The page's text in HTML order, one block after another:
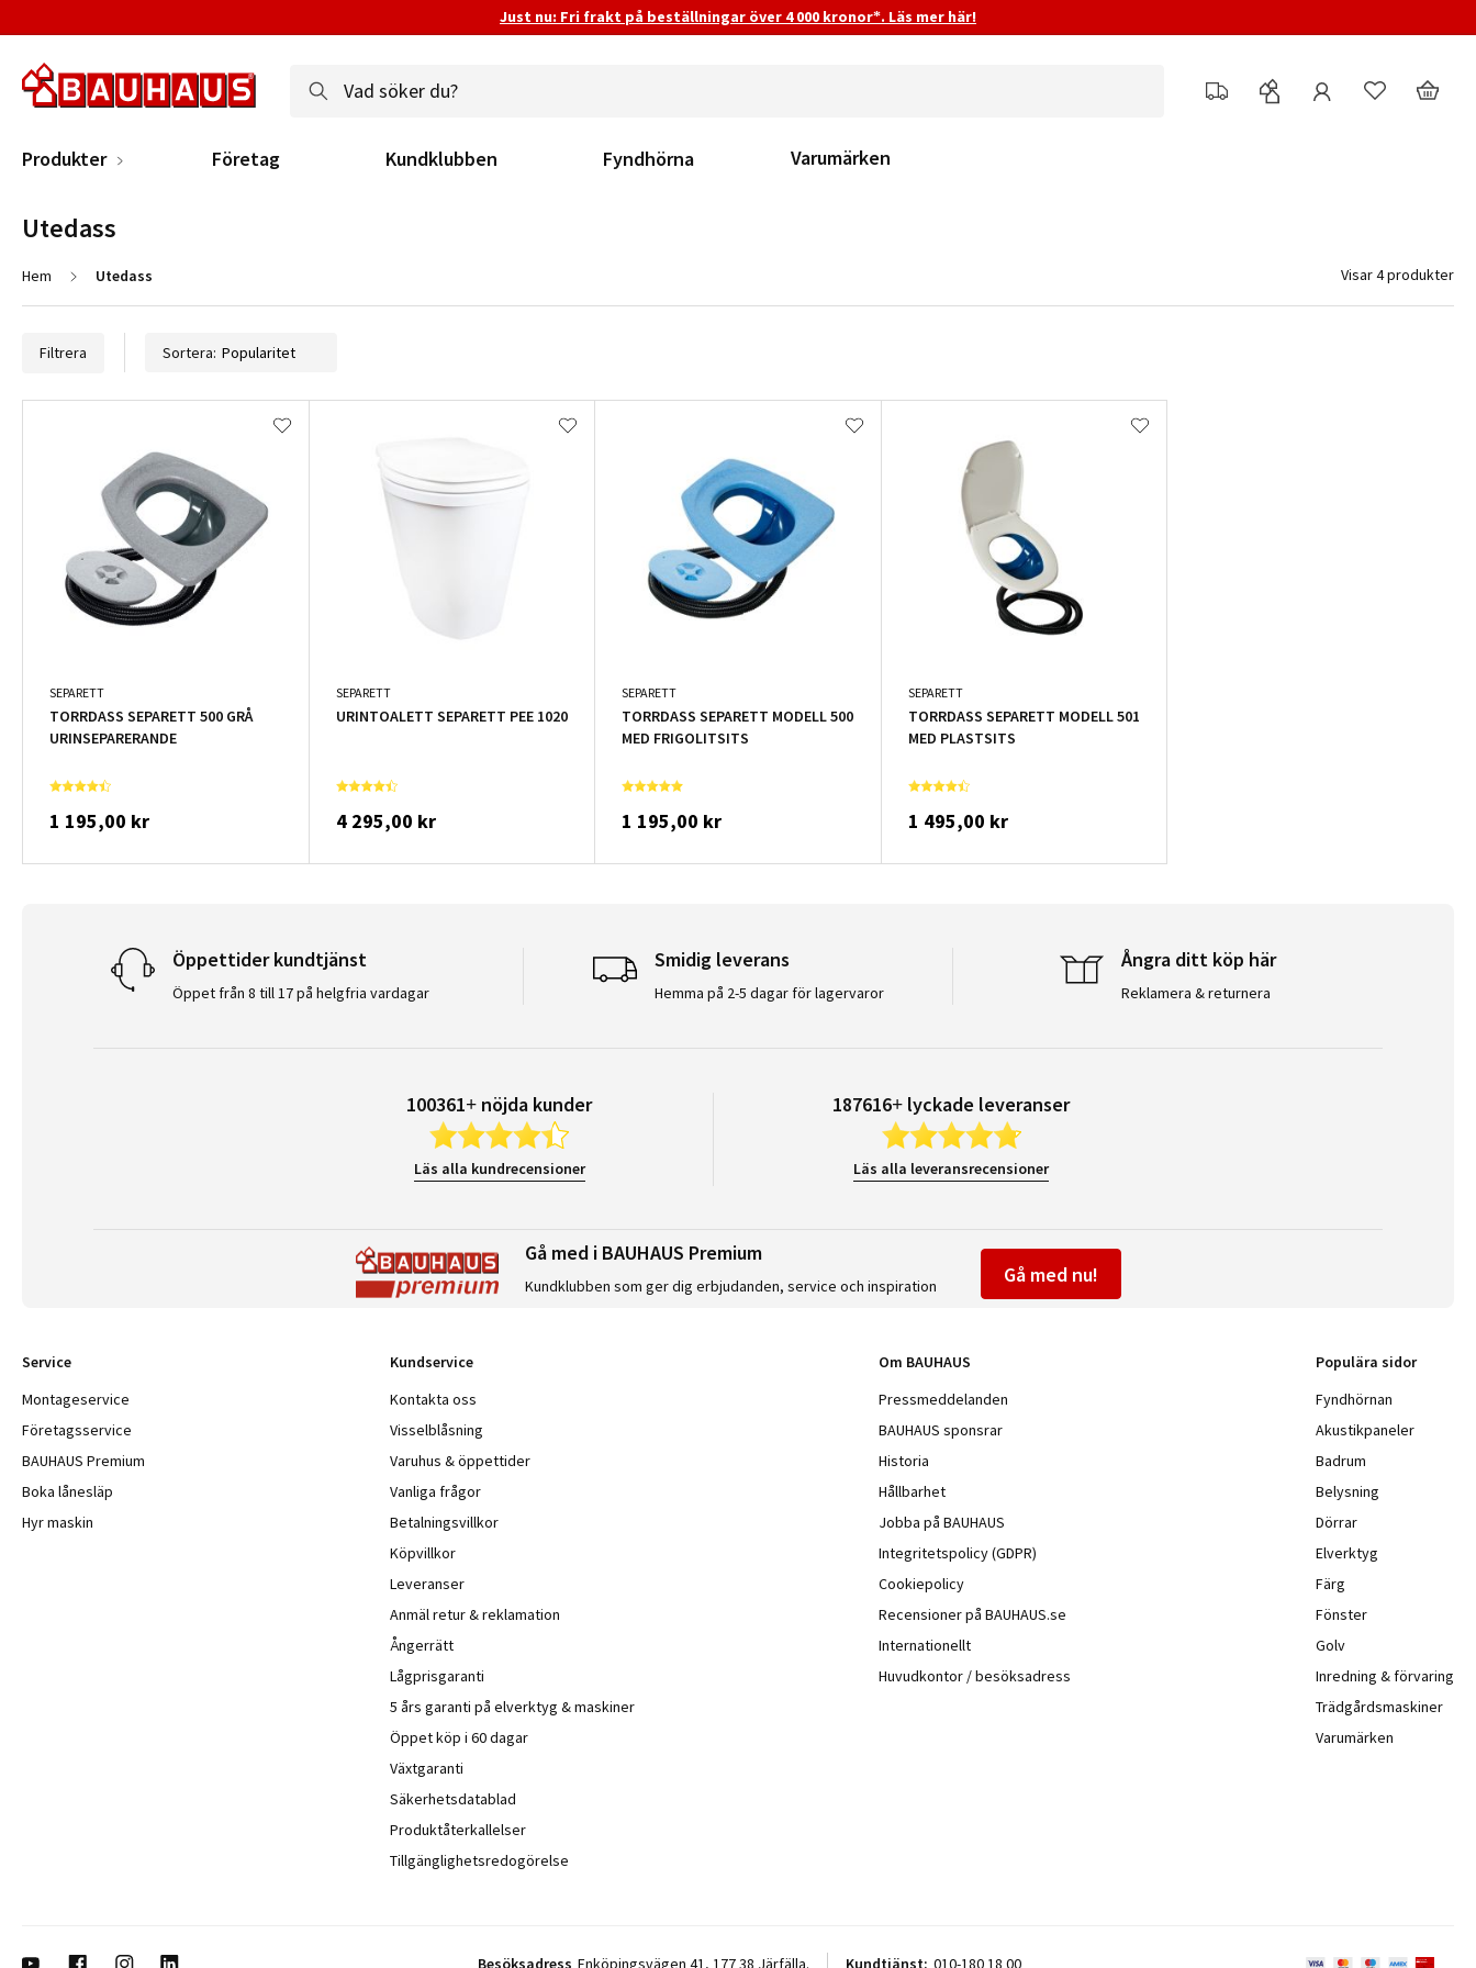
Just nu: Fri frakt på beställningar över 4 000 kronor*. Läs mer här!
Produkter Företag Kundklubben Fyndhörna Varumärken
Filtrera Sortera:
SEPARETT
TORRDASS SEPARETT 500 GRÅ
URINSEPARERANDE
1 195,00 kr
SEPARETT
URINTOALETT SEPARETT PEE 1020
4 295,00 kr
SEPARETT
TORRDASS SEPARETT MODELL 500
MED FRIGOLITSITS
1 195,00 kr
SEPARETT
TORRDASS SEPARETT MODELL 501
MED PLASTSITS
1 495,00 kr
Utedass
Hem Utedass Visar 4 produkter
Öppettider kundtjänst
Öppet från 8 till 17 på helgfria vardagar
Smidig leverans
Hemma på 2-5 dagar för lagervaror
Ångra ditt köp här
Reklamera & returnera
100361+ nöjda kunder
Läs alla kundrecensioner
187616+ lyckade leveranser
Läs alla leveransrecensioner
Gå med i BAUHAUS Premium
Kundklubben som ger dig erbjudanden, service och inspiration Gå med nu!
Service
Montageservice
Företagsservice
BAUHAUS Premium
Boka lånesläp
Hyr maskin
Kundservice
Kontakta oss
Visselblåsning
Varuhus & öppettider
Vanliga frågor
Betalningsvillkor
Köpvillkor
Leveranser
Anmäl retur & reklamation
Ångerrätt
Lågprisgaranti
5 års garanti på elverktyg & maskiner
Öppet köp i 60 dagar
Växtgaranti
Säkerhetsdatablad
Produktåterkallelser
Tillgänglighetsredogörelse
Om BAUHAUS
Pressmeddelanden
BAUHAUS sponsrar
Historia
Hållbarhet
Jobba på BAUHAUS
Integritetspolicy (GDPR)
Cookiepolicy
Recensioner på BAUHAUS.se
Internationellt
Huvudkontor / besöksadress
Populära sidor
Fyndhörnan
Akustikpaneler
Badrum
Belysning
Dörrar
Elverktyg
Färg
Fönster
Golv
Inredning & förvaring
Trädgårdsmaskiner
Varumärken
Besöksadress Enköpingsvägen 41, 177 38 Järfälla. Kundtjänst: 010-180 18 00